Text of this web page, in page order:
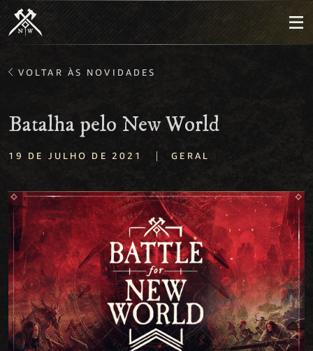
VOLTAR ÀS NOVIDADES
Batalha pelo New World
19 DE JULHO DE 2021 | GERAL